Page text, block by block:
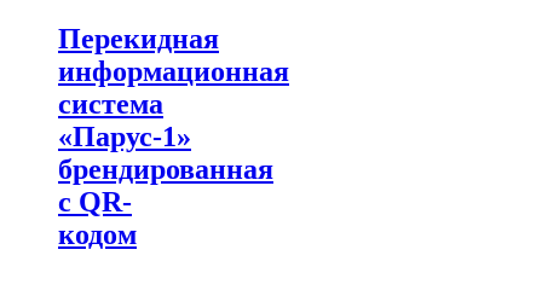
Перекидная
информационная
система
«Парус-1»
брендированная
с QR-
кодом